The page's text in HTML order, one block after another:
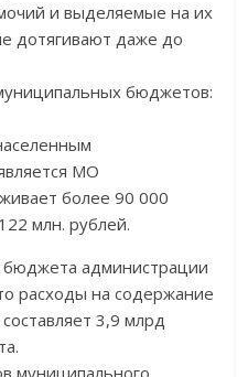
и выделяемые на их
дотягивают даже до
бюджетов:
МО
более 90 000
млн. рублей.
бюджета администрации
расходы на содержание
3,9 млрд
муниципального